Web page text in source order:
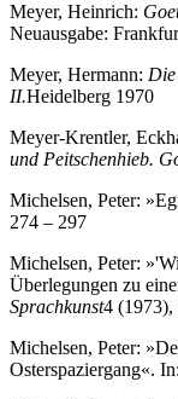
Meyer, Heinrich:
Neuausgabe:
Meyer, Hermann: Die
II.Heidelberg 1970
Meyer-Krentler,
und Peitschenhieb.
Michelsen, Peter:
274 – 297
Michelsen, Peter:
Überlegungen zu
Sprachkunst4 (1973),
Michelsen, Peter:
Osterspaziergang«. In: